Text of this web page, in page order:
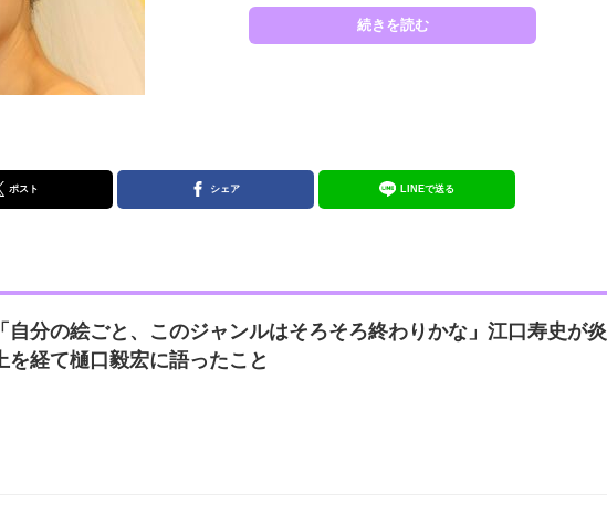
続きを読む
ポスト シェア LINEで送る
「自分の絵ごと、このジャンルはそろそろ終わりかな」江口寿史が炎
上を経て樋口毅宏に語ったこと